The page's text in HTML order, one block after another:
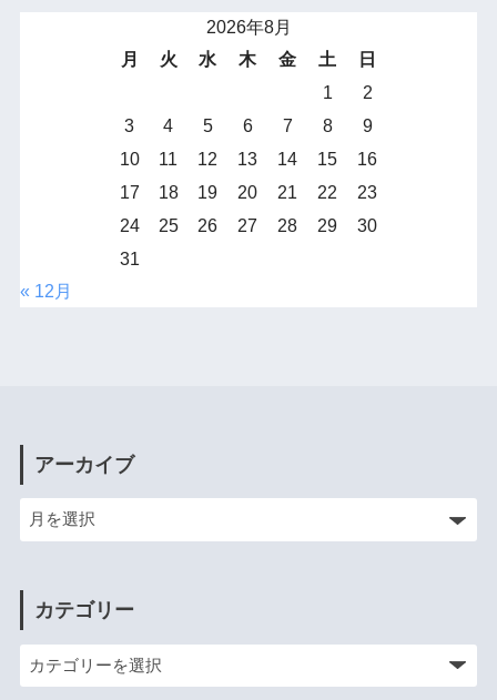
2026年8月
月
火 水 木 金 土
日
1
2
3
4 5 6 7 8
9
10
11 12 13 14 15
16
17
18 19 20 21 22
23
24
25 26 27 28 29
30
31
« 12月
アーカイブ
カテゴリー